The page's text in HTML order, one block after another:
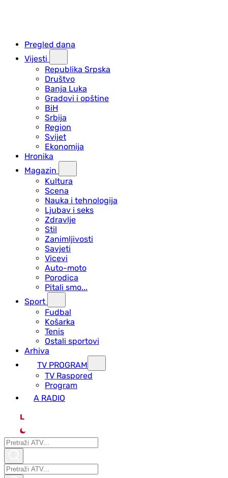
Pregled dana
Vijesti
Republika Srpska
Društvo
Banja Luka
Gradovi i opštine
BiH
Srbija
Region
Svijet
Ekonomija
Hronika
Magazin
Kultura
Scena
Nauka i tehnologija
Ljubav i seks
Zdravlje
Stil
Zanimljivosti
Savjeti
Vicevi
Auto-moto
Porodica
Pitali smo...
Sport
Fudbal
Košarka
Tenis
Ostali sportovi
Arhiva
TV PROGRAM
ТV Raspored
Program
A RADIO
L